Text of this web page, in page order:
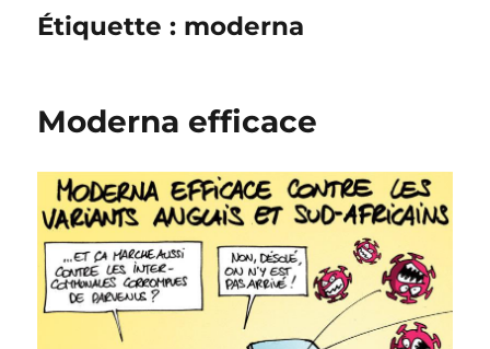
Étiquette : moderna
Moderna efficace